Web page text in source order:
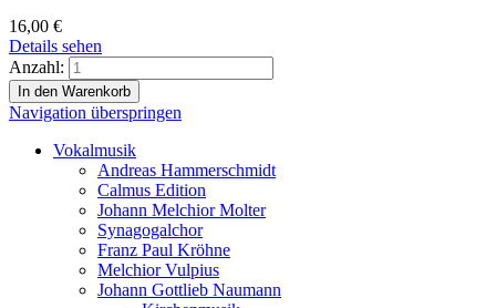
16,00 €
Details sehen
Anzahl:
Navigation überspringen
Vokalmusik
Andreas Hammerschmidt
Calmus Edition
Johann Melchior Molter
Synagogalchor
Franz Paul Kröhne
Melchior Vulpius
Johann Gottlieb Naumann